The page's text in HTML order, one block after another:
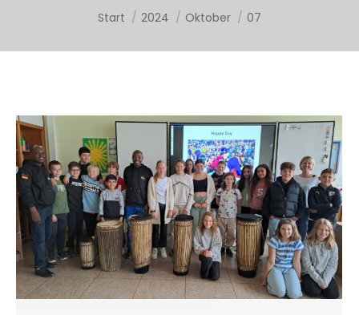
Sie befinden sich hier:
Start 2024 Oktober 07